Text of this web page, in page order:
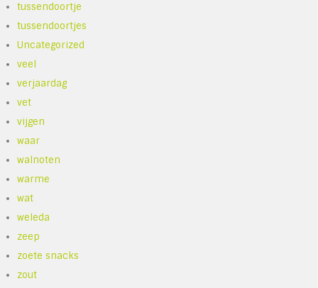
tussendoortje
tussendoortjes
Uncategorized
veel
verjaardag
vet
vijgen
waar
walnoten
warme
wat
weleda
zeep
zoete snacks
zout